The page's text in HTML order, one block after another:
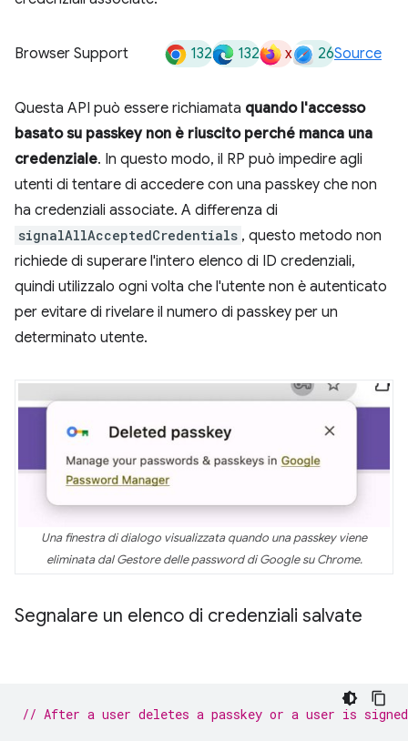
Browser Support 132 132 x 26Source
Questa API può essere richiamata quando l'accesso
basato su passkey non è riuscito perché manca una
credenziale. In questo modo, il RP può impedire agli
utenti di tentare di accedere con una passkey che non
ha credenziali associate. A differenza di
signalAllAcceptedCredentials , questo metodo non
richiede di superare l'intero elenco di ID credenziali,
quindi utilizzalo ogni volta che l'utente non è autenticato
per evitare di rivelare il numero di passkey per un
determinato utente.
Una finestra di dialogo visualizzata quando una passkey viene
eliminata dal Gestore delle password di Google su Chrome.
Segnalare un elenco di credenziali salvate
// After a user deletes a passkey or a user is